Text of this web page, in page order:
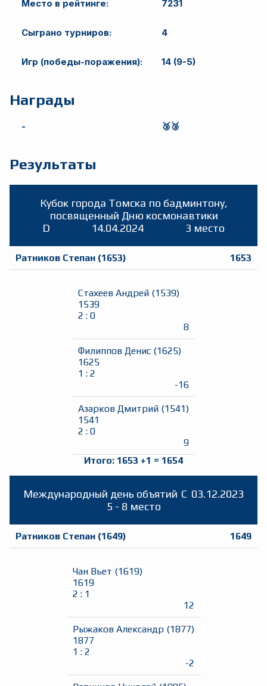
Место в рейтинге: 7231
Сыграно турниров: 4
Игр (победы-поражения): 14 (9-5)
Награды
- 🥉🥉
Результаты
Кубок города Томска по бадминтону,
посвященный Дню космонавтики
D
14.04.2024 3 место
Ратников Степан (1653) 1653
Стахеев Андрей (1539)
1539
2 : 0
8
Филиппов Денис (1625)
1625
1 : 2
-16
Азарков Дмитрий (1541)
1541
2 : 0
9
Итого: 1653 +1 = 1654
Международный день объятий C 03.12.2023
5 - 8 место
Ратников Степан (1649) 1649
Чан Вьет (1619)
1619
2 : 1
12
Рыжаков Александр (1877)
1877
1 : 2
-2